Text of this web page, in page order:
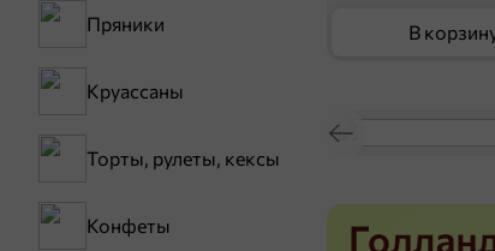
Пряники
Круассаны
Торты, рулеты, кексы
Конфеты
В